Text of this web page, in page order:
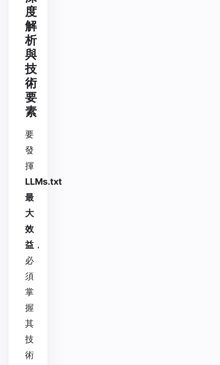
度
解
析
與
技
術
要
素
要
發
揮
LLMs.txt
最
大
效
益 ，
必
須
掌
握
其
技
術